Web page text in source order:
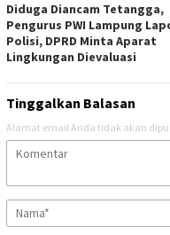
Diduga Diancam Tetangga,
Pengurus PWI Lampung
Polisi, DPRD Minta Aparat
Lingkungan Dievaluasi
Tinggalkan Balasan
Alamat email Anda tidak akan